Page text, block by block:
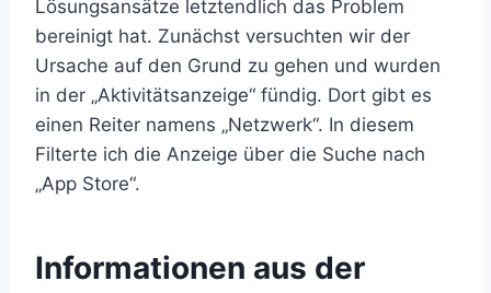
Lösungsansätze letztendlich das Problem
bereinigt hat. Zunächst versuchten wir der
Ursache auf den Grund zu gehen und wurden
in der „Aktivitätsanzeige“ fündig. Dort gibt es
einen Reiter namens „Netzwerk“. In diesem
Filterte ich die Anzeige über die Suche nach
„App Store“.
Informationen aus der